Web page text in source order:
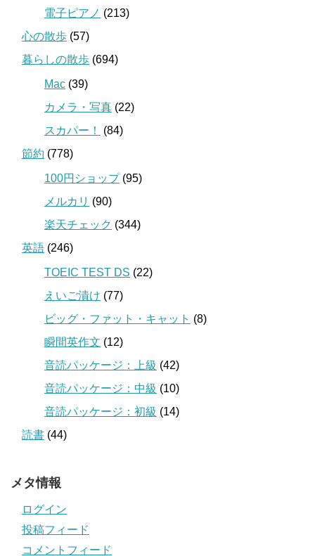
電子ピアノ (213)
心の散歩 (57)
暮らしの散歩 (694)
Mac (39)
カメラ・写真 (22)
スカパー！
(84)
節約 (778)
100円ショップ(95)
メルカリ (90)
楽天チェック (344)
英語 (246)
TOEIC TEST DS (22)
えいご漬け (77)
ビッグ・ファット・キャット (8)
瞬間英作文 (12)
音読パッケージ：上級 (42)
音読パッケージ：中級 (10)
音読パッケージ：初級 (14)
読書 (44)
メタ情報
ログイン
投稿フィード
コメントフィード